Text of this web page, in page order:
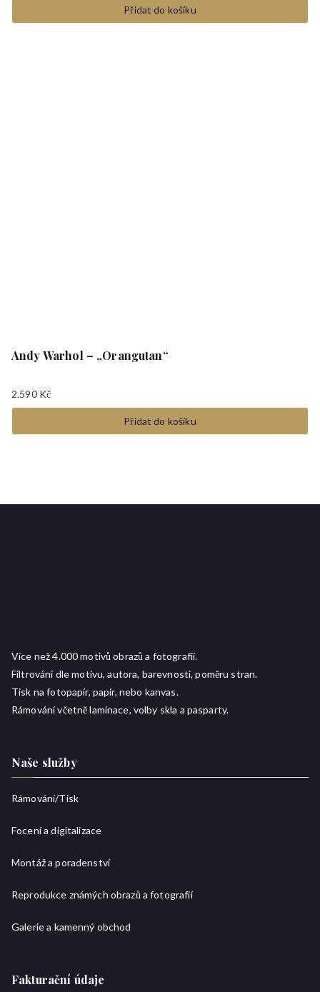
Přidat do košíku
Andy Warhol – „Orangutan“
2.590 Kč
Přidat do košíku
Více než 4.000 motivů obrazů a fotografií.
Filtrování dle motivu, autora, barevnosti, poměru stran.
Tisk na fotopapír, papír, nebo kanvas.
Rámování včetně laminace, volby skla a pasparty.
Naše služby
Rámování/Tisk
Focení a digitalizace
Montáž a poradenství
Reprodukce známých obrazů a fotografií
Galerie a kamenný obchod
Fakturační údaje